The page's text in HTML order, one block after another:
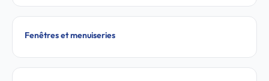
Fenêtres et menuiseries